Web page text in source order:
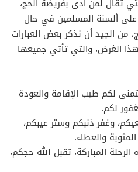
تقال لمن أدى بفريضة الحج،
على ألسنة المسلمين في حال
من الجيد أن نذكر بعض العبارات
الغرض، والتي تأتي جميعها
لكم طيب الإقامة والعودة
لكم.
وغفر ذنبكم وستر عيبكم،
والعطاء.
المباركة، تقبل الله حجكم،